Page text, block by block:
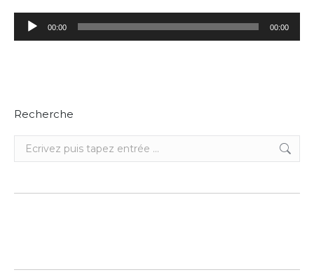
Lecteur
audio
00:00 00:00
Recherche
Recherche